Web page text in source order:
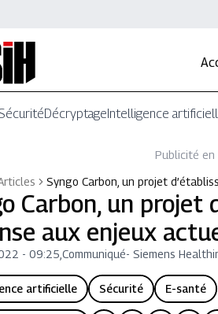
DécryptageIntelligence
Publicité en
Syngo Carbon, un projet
Carbon, un projet
aux enjeux
- 09:25 ,Communiqué-Siemens
artificielle Sécurité E-santé